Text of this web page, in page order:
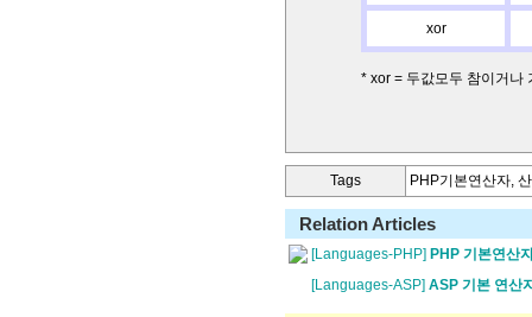
xor
* xor = 두값모두 참이거나
Tags PHP기본연산자,
Relation Articles
[Languages-PHP] PHP 기본연산
[Languages-ASP] ASP 기본 연산